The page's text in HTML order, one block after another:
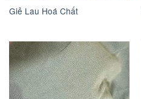
Giẻ Lau Hoá Chất